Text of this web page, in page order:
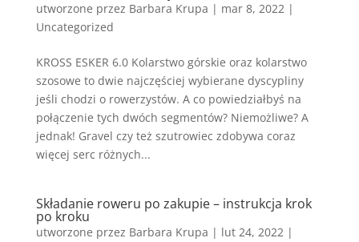
utworzone przez Barbara Krupa | mar 8, 2022|
Uncategorized
KROSS ESKER 6.0 Kolarstwo górskie oraz kolarstwo
szosowe to dwie najczęściej wybierane dyscypliny
jeśli chodzi o rowerzystów. A co powiedziałbyś na
połączenie tych dwóch segmentów? Niemożliwe? A
jednak! Gravel czy też szutrowiec zdobywa coraz
więcej serc różnych...
Składanie roweru po zakupie – instrukcja krok
po kroku
utworzone przez Barbara Krupa | lut 24, 2022|